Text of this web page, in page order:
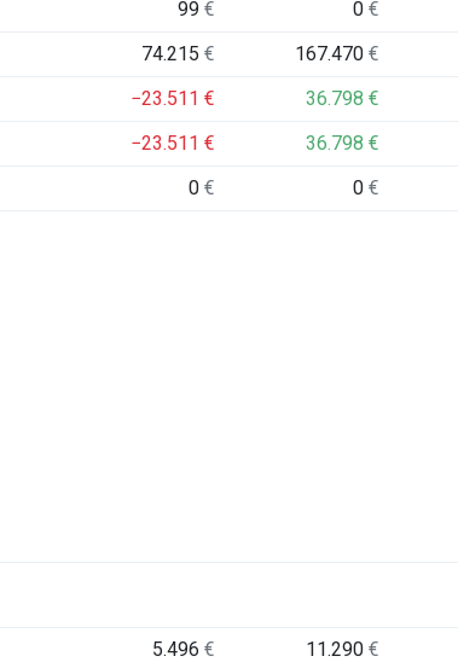
99€ 0€
74.215€ 167.470€
−23.511€ 36.798€
−23.511€ 36.798€
0€ 0€
5.496€ 11.290€